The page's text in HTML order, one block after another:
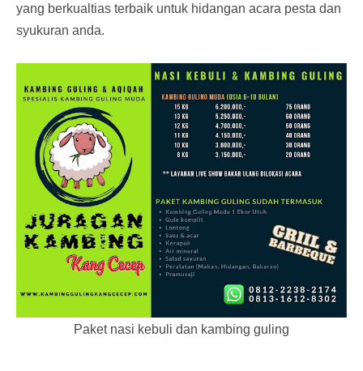
yang berkualtias terbaik untuk hidangan acara pesta dan
syukuran anda.
Paket nasi kebuli dan kambing guling